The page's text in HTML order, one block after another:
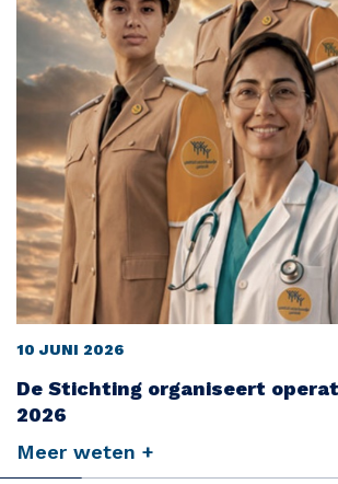
10 JUNI 2026
De Stichting organiseert
2026
Meer weten +